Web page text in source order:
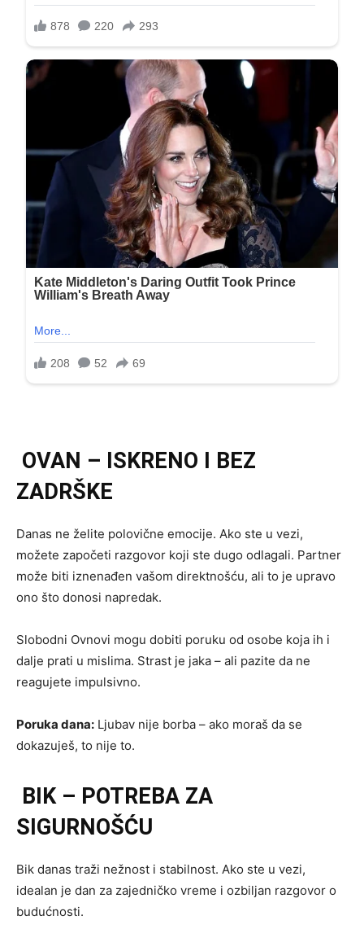
OVAN – ISKRENO I BEZ
ZADRŠKE
Danas ne želite polovične emocije. Ako ste u vezi,
možete započeti razgovor koji ste dugo odlagali. Partner
može biti iznenađen vašom direktnošću, ali to je upravo
ono što donosi napredak.
Slobodni Ovnovi mogu dobiti poruku od osobe koja ih i
dalje prati u mislima. Strast je jaka – ali pazite da ne
reagujete impulsivno.
Poruka dana: Ljubav nije borba – ako moraš da se
dokazuješ, to nije to.
BIK – POTREBA ZA
SIGURNOŠĆU
Bik danas traži nežnost i stabilnost. Ako ste u vezi,
idealan je dan za zajedničko vreme i ozbiljan razgovor o
budućnosti.